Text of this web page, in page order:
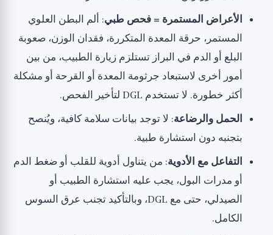
الأعراض المستمرة = فحص طبي: ألم البطن العلوي
المستمر، حرقة المعدة المتكررة، فقدان الوزن، صعوبة
البلع أو الدم في البراز تستلزم زيارة الطبيب، من بين
أمور أخرى لاستبعاد جرثومة المعدة أو القرحة أو مشكلة
أكثر خطورة. لا تستخدم DGL لتأخير الفحص.
الحمل والرضاعة: لا توجد بيانات سلامة كافية، ويُنصح
بتجنبه دون استشارة طبية.
التفاعل مع الأدوية: من يتناول أدوية للقلب أو ضغط الدم
أو مدرات البول، يجب عليه استشارة الطبيب أو
الصيدلي، حتى مع DGL، وبالتأكيد تجنب عرق السوس
الكامل.